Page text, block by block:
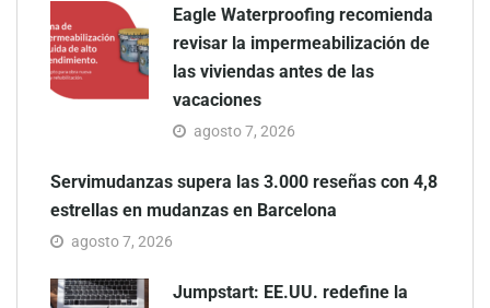
Eagle Waterproofing recomienda
revisar la impermeabilización de
las viviendas antes de las
vacaciones
agosto 7, 2026
Servimudanzas supera las 3.000 reseñas con 4,8
estrellas en mudanzas en Barcelona
agosto 7, 2026
Jumpstart: EE.UU. redefine la